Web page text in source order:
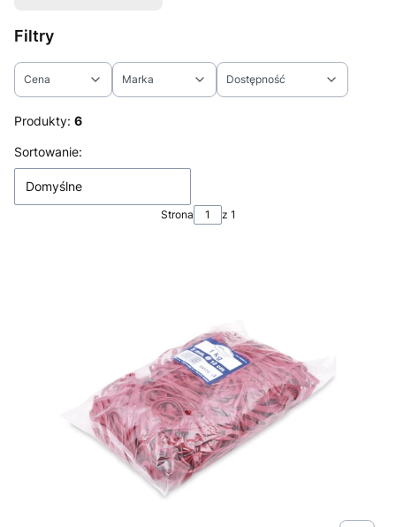
Filtry
Cena Marka Dostępność
Koniec filtrów
Produkty: 6
Lista produktów
Sortowanie:
Domyślne
Strona z 1